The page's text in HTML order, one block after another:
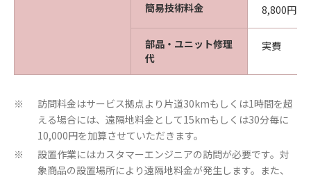
簡易技術料金 8,800円
部品・ユニット修理
代
実費
※
訪問料金はサービス拠点より片道30kmもしくは1時間を超
える場合には、遠隔地料金として15kmもしくは30分毎に
10,000円を加算させていただきます。
※
設置作業にはカスタマーエンジニアの訪問が必要です。対
象商品の設置場所により遠隔地料金が発生します。また、